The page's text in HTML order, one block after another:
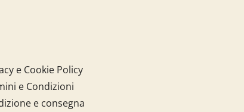
e Cookie Policy
e Condizioni
e consegna